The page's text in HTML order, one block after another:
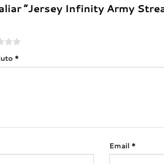
“Jersey Infinity Army
*
Email *